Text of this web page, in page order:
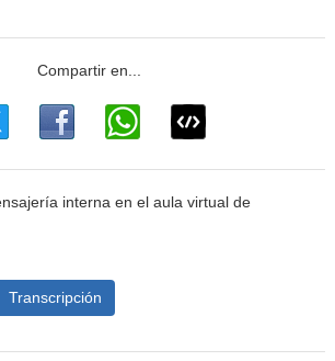
interna en el aula virtual de
Transcripción